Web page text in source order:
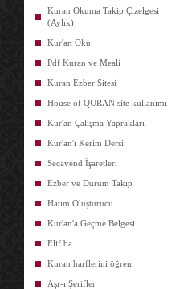
Kuran Okuma Takip Çizelgesi
(Aylık)
Kur'an Oku
Pdf Kuran ve Meali
Kuran Ezber Sitesi
House of QURAN site kullanımı
Kur'an Çalışma Yaprakları
Kur'an'ı Kerim Dersi
Secavend İşaretleri
Ezber ve Durum Takip
Hatim Oluşturucu
Kur'an'a Geçme Belgesi
Elif ba
Kuran harflerini öğren
Aşr-ı Şerifler